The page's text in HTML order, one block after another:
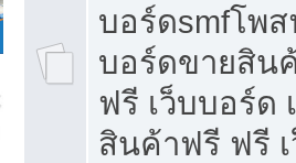
บอร์ดsmfโพ
บอร์ดขายสิน
ฟรี เว็บบอร์ด
สินค้าฟรี ฟรี